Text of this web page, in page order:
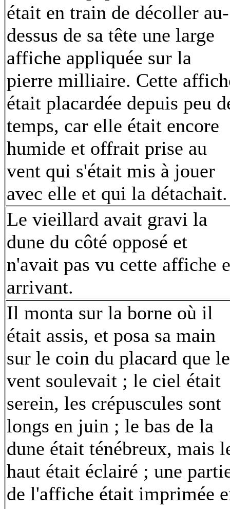
était en train de décoller au-
dessus de sa tête une large
affiche appliquée sur la
pierre milliaire. Cette
était placardée depuis peu
temps, car elle était encore
humide et offrait prise au
vent qui s'était mis à jouer
avec elle et qui la détachait.
Le vieillard avait gravi la
dune du côté opposé et
n'avait pas vu cette affiche
arrivant.
Il monta sur la borne où il
était assis, et posa sa main
sur le coin du placard que le
vent soulevait ; le ciel était
serein, les crépuscules sont
longs en juin ; le bas de la
dune était ténébreux, mais
haut était éclairé ; une
de l'affiche était imprimée